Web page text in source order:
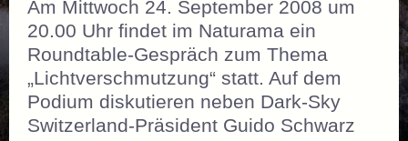
Am Mittwoch 24. September 2008 um
20.00 Uhr findet im Naturama ein
Roundtable-Gespräch zum Thema
„Lichtverschmutzung“ statt. Auf dem
Podium diskutieren neben Dark-Sky
Switzerland-Präsident Guido Schwarz